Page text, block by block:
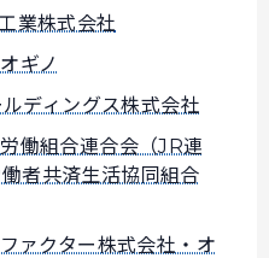
業株式会社
ギノ
ディングス株式会社
働組合連合会（JR連
者共済生活協同組合
ァクター株式会社・オ